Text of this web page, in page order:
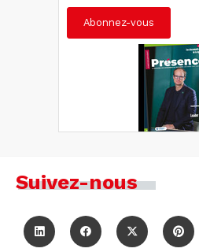
Abonnez-vous
Suivez-nous